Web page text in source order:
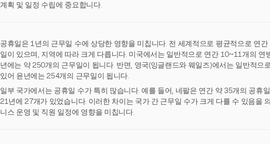
계획 및 일정 수립에 중요합니다.
공휴일은 1년의 근무일 수에 상당한 영향을 미칩니다. 전 세계적으로 평균적으로 연
일이 있으며, 지역에 따라 크게 다릅니다. 미국에서는 일반적으로 연간 10~11개의 연
년에는 약 250개의 근무일이 됩니다. 반면, 영국(잉글랜드와 웨일즈)에서는 일반적으
있어 윤년에는 254개의 근무일이 됩니다.
일부 국가에서는 공휴일 수가 특히 많습니다. 예를 들어, 네팔은 연간 약 35개의 공휴
21년에 27개가 있었습니다. 이러한 차이는 국가 간 근무일 수가 크게 다를 수 있음을
니스 운영 및 직원 일정에 영향을 미칩니다.